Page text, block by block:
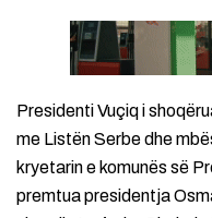
Presidenti Vuçiq i
me Listën Serbe dhe
kryetarin e komunës së
premtua presidentja